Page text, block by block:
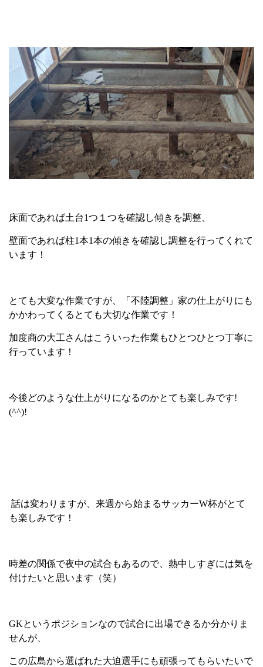
床面であれば土台1つ１つを確認し傾きを調整、
壁面であれば柱1本1本の傾きを確認し調整を行ってくれて
います！
とても大変な作業ですが、「不陸調整」家の仕上がりにも
かかわってくるとても大切な作業です！
加度商の大工さんはこういった作業もひとつひとつ丁寧に
行っています！
今後どのような仕上がりになるのかとても楽しみです!
(^^)!
話は変わりますが、 来週から始まるサッカーW杯がとて
も楽しみです！
時差の関係で夜中の試合もあるので、 熱中しすぎには気を
付けたいと思います（笑）
GKというポジションなので試合に出場できるか分かりま
せんが、
この広島から選ばれた大迫選手にも頑張ってもらいたいで